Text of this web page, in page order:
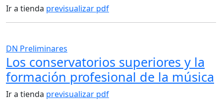
Ir a tienda previsualizar pdf
DN Preliminares
Los conservatorios superiores y la
formación profesional de la música
Ir a tienda previsualizar pdf